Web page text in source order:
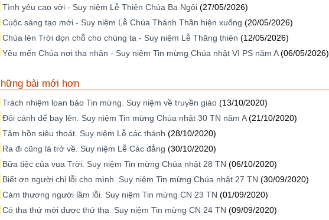
Tình yêu cao vời - Suy niệm Lễ Thiên Chúa Ba Ngôi (27/05/2026)
Cuộc sáng tạo mới - Suy niệm Lễ Chúa Thánh Thần hiện xuống (20/05/2026)
Chúa lên Trời dọn chỗ cho chúng ta - Suy niệm Lễ Thăng thiên (12/05/2026)
Yêu mến Chúa nơi tha nhân - Suy niệm Tin mừng Chúa nhật VI PS năm A (06/05/2026)
bài mới hơn
Trách nhiệm loan báo Tin mừng. Suy niệm về truyền giáo (13/10/2020)
Đôi cánh để bay lên. Suy niệm Tin mừng Chúa nhật 30 TN năm A (21/10/2020)
Tâm hồn siêu thoát. Suy niệm Lễ các thánh (28/10/2020)
Ra đi cũng là trở về. Suy niệm Lễ Các đẳng (30/10/2020)
Bữa tiệc của vua Trời. Suy niệm Tin mừng Chúa nhật 28 TN (06/10/2020)
Biết ơn người chỉ lỗi cho mình. Suy niệm Tin mừng Chúa nhật 27 TN (30/09/2020)
Cảm thương người lầm lỗi. Suy niệm Tin mừng CN 23 TN (01/09/2020)
Có tha thứ mới được thứ tha. Suy niệm Tin mừng CN 24 TN (09/09/2020)